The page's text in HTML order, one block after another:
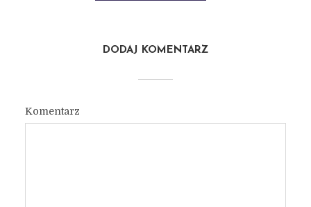
DODAJ KOMENTARZ
Komentarz